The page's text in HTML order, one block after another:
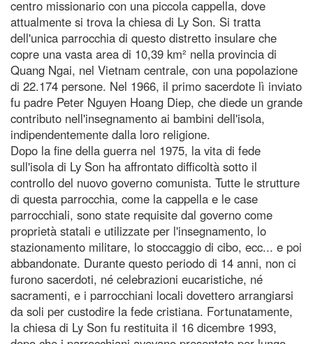
centro missionario con una piccola cappella, dove
attualmente si trova la chiesa di Ly Son. Si tratta
dell'unica parrocchia di questo distretto insulare che
copre una vasta area di 10,39 km² nella provincia di
Quang Ngai, nel Vietnam centrale, con una popolazione
di 22.174 persone. Nel 1966, il primo sacerdote lì inviato
fu padre Peter Nguyen Hoang Diep, che diede un grande
contributo nell'insegnamento ai bambini dell'isola,
indipendentemente dalla loro religione.
Dopo la fine della guerra nel 1975, la vita di fede
sull'isola di Ly Son ha affrontato difficoltà sotto il
controllo del nuovo governo comunista. Tutte le strutture
di questa parrocchia, come la cappella e le case
parrocchiali, sono state requisite dal governo come
proprietà statali e utilizzate per l'insegnamento, lo
stazionamento militare, lo stoccaggio di cibo, ecc... e poi
abbandonate. Durante questo periodo di 14 anni, non ci
furono sacerdoti, né celebrazioni eucaristiche, né
sacramenti, e i parrocchiani locali dovettero arrangiarsi
da soli per custodire la fede cristiana. Fortunatamente,
la chiesa di Ly Son fu restituita il 16 dicembre 1993,